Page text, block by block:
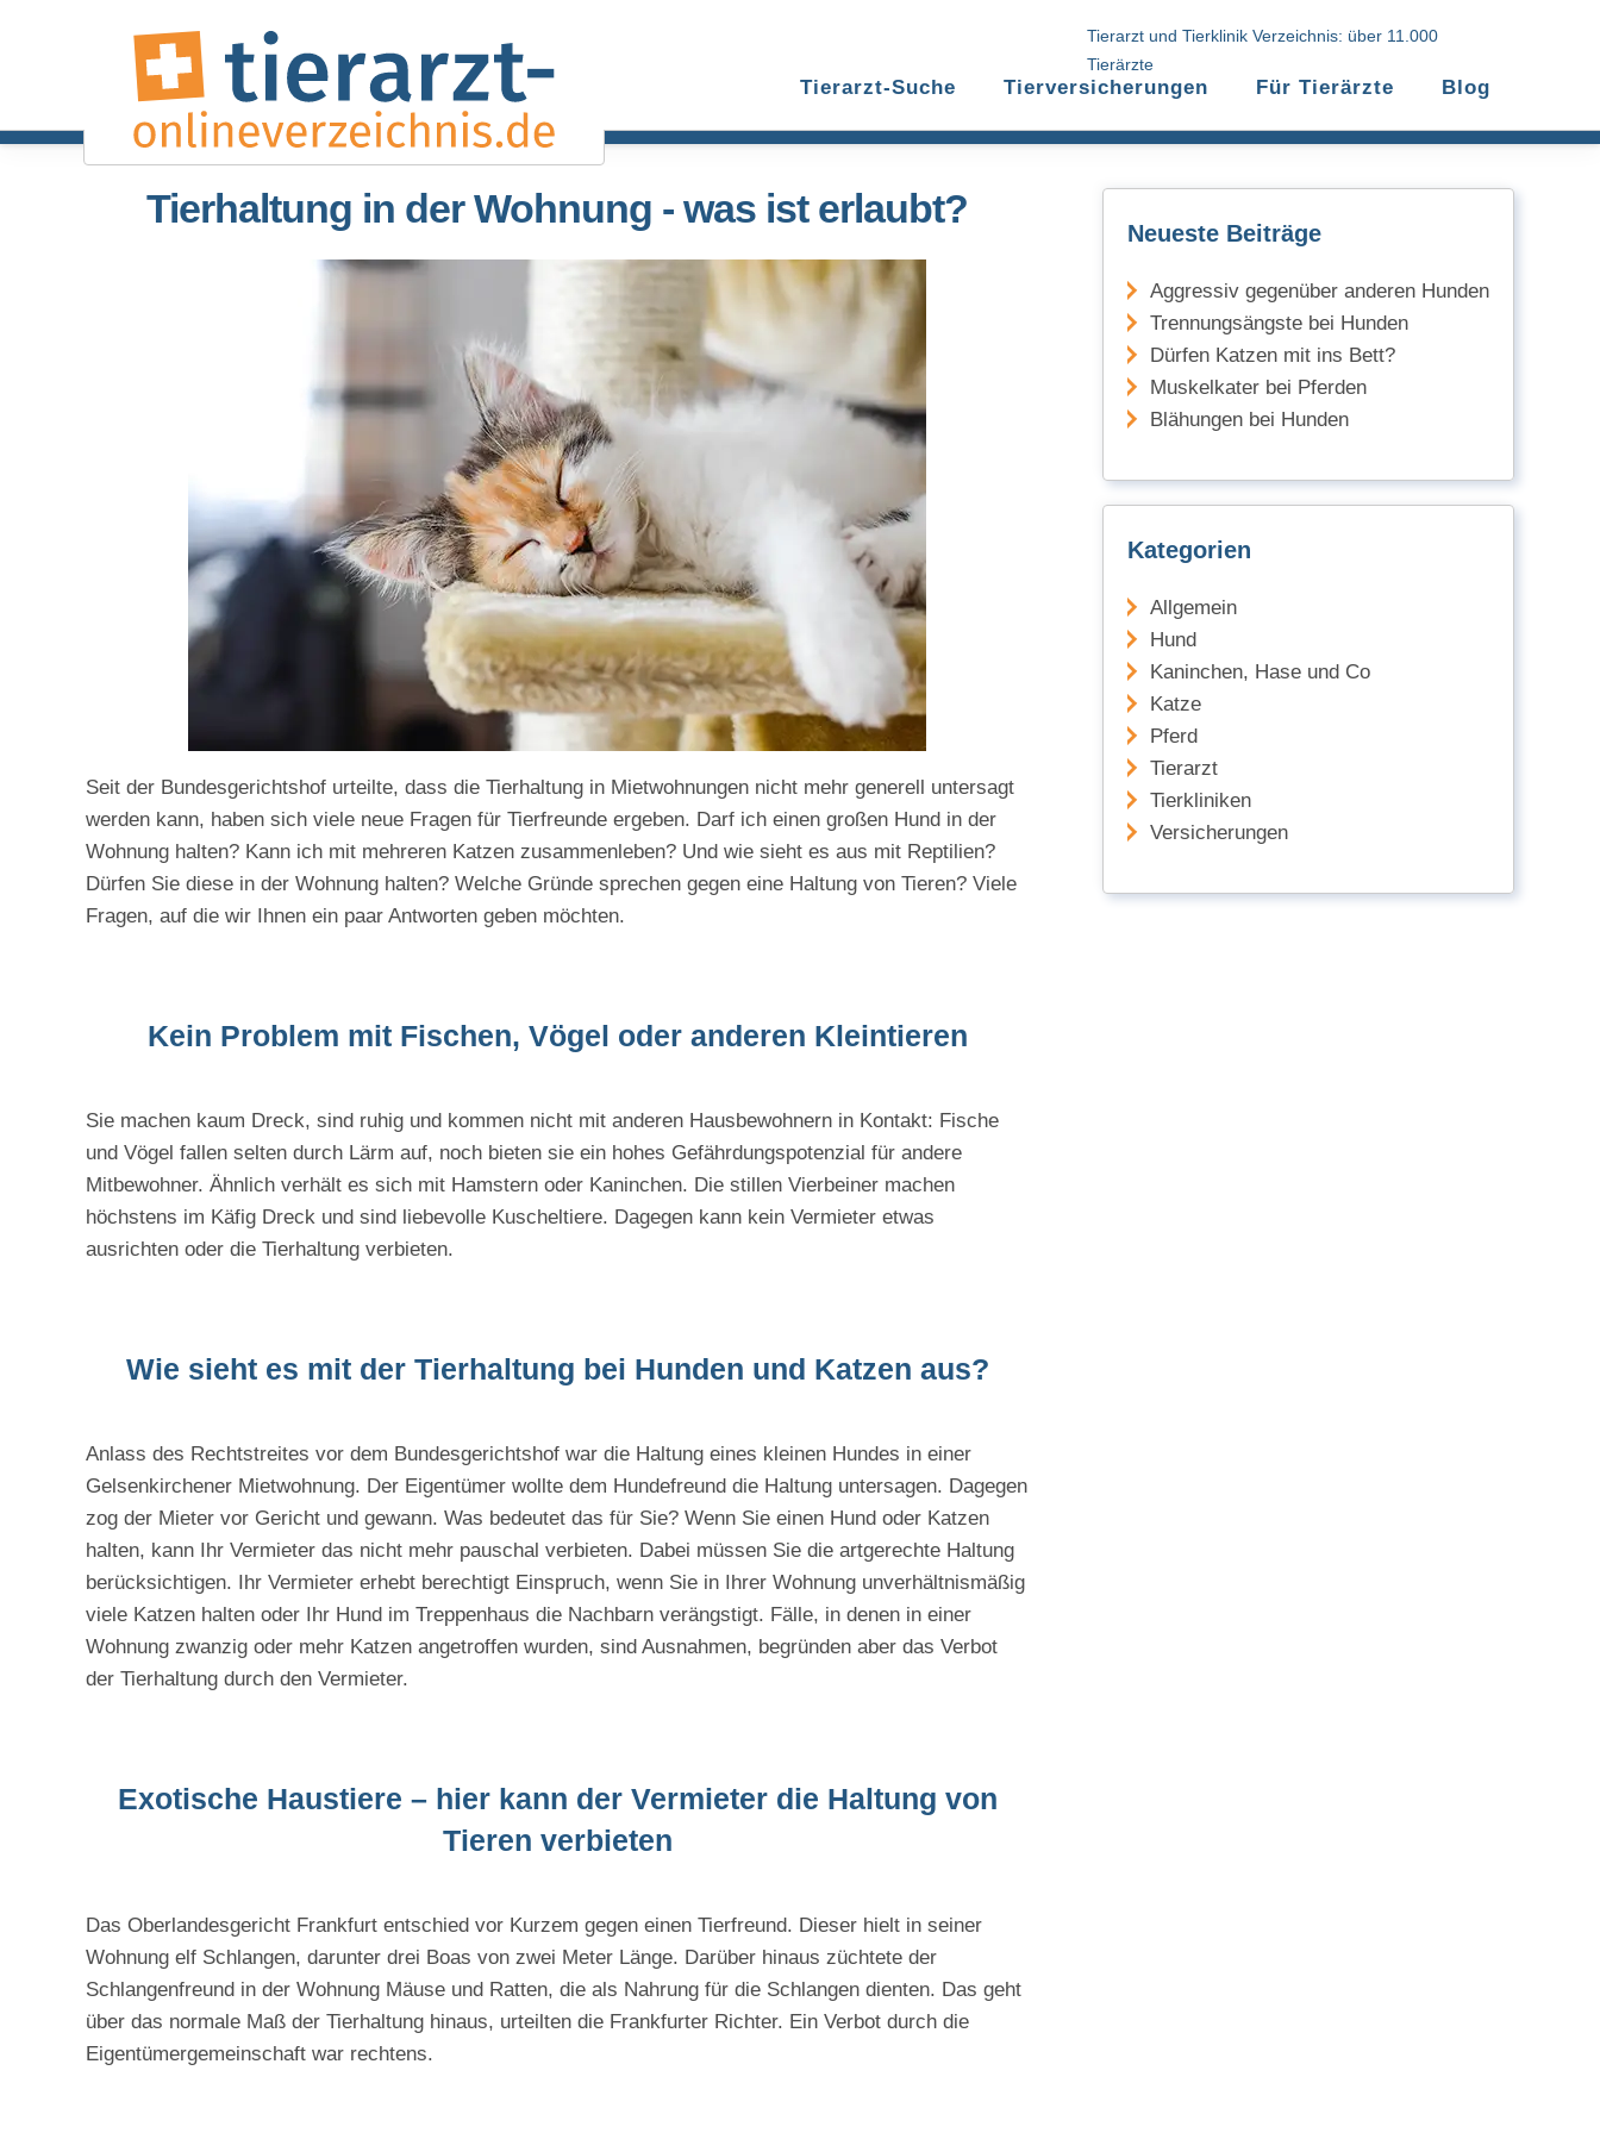
Tierarzt und Tierklinik Verzeichnis: über 11.000
Tierärzte
Tierarzt-Suche Tierversicherungen Für Tierärzte Blog
Tierhaltung in der Wohnung - was ist erlaubt?
Seit der Bundesgerichtshof urteilte, dass die Tierhaltung in Mietwohnungen nicht mehr generell untersagt
werden kann, haben sich viele neue Fragen für Tierfreunde ergeben. Darf ich einen großen Hund in der
Wohnung halten? Kann ich mit mehreren Katzen zusammenleben? Und wie sieht es aus mit Reptilien?
Dürfen Sie diese in der Wohnung halten? Welche Gründe sprechen gegen eine Haltung von Tieren? Viele
Fragen, auf die wir Ihnen ein paar Antworten geben möchten.
Kein Problem mit Fischen, Vögel oder anderen Kleintieren
Sie machen kaum Dreck, sind ruhig und kommen nicht mit anderen Hausbewohnern in Kontakt: Fische
und Vögel fallen selten durch Lärm auf, noch bieten sie ein hohes Gefährdungspotenzial für andere
Mitbewohner. Ähnlich verhält es sich mit Hamstern oder Kaninchen. Die stillen Vierbeiner machen
höchstens im Käfig Dreck und sind liebevolle Kuscheltiere. Dagegen kann kein Vermieter etwas
ausrichten oder die Tierhaltung verbieten.
Wie sieht es mit der Tierhaltung bei Hunden und Katzen aus?
Anlass des Rechtstreites vor dem Bundesgerichtshof war die Haltung eines kleinen Hundes in einer
Gelsenkirchener Mietwohnung. Der Eigentümer wollte dem Hundefreund die Haltung untersagen. Dagegen
zog der Mieter vor Gericht und gewann. Was bedeutet das für Sie? Wenn Sie einen Hund oder Katzen
halten, kann Ihr Vermieter das nicht mehr pauschal verbieten. Dabei müssen Sie die artgerechte Haltung
berücksichtigen. Ihr Vermieter erhebt berechtigt Einspruch, wenn Sie in Ihrer Wohnung unverhältnismäßig
viele Katzen halten oder Ihr Hund im Treppenhaus die Nachbarn verängstigt. Fälle, in denen in einer
Wohnung zwanzig oder mehr Katzen angetroffen wurden, sind Ausnahmen, begründen aber das Verbot
der Tierhaltung durch den Vermieter.
Exotische Haustiere – hier kann der Vermieter die Haltung von
Tieren verbieten
Das Oberlandesgericht Frankfurt entschied vor Kurzem gegen einen Tierfreund. Dieser hielt in seiner
Wohnung elf Schlangen, darunter drei Boas von zwei Meter Länge. Darüber hinaus züchtete der
Schlangenfreund in der Wohnung Mäuse und Ratten, die als Nahrung für die Schlangen dienten. Das geht
über das normale Maß der Tierhaltung hinaus, urteilten die Frankfurter Richter. Ein Verbot durch die
Eigentümergemeinschaft war rechtens.
Neueste Beiträge
Aggressiv gegenüber anderen Hunden
Trennungsängste bei Hunden
Dürfen Katzen mit ins Bett?
Muskelkater bei Pferden
Blähungen bei Hunden
Kategorien
Allgemein
Hund
Kaninchen, Hase und Co
Katze
Pferd
Tierarzt
Tierkliniken
Versicherungen